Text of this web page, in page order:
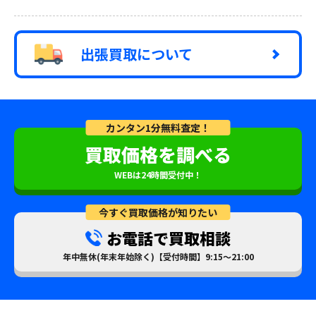
出張買取について
カンタン1分無料査定！
買取価格を調べる
WEBは24時間受付中！
今すぐ買取価格が知りたい
お電話で買取相談
年中無休(年末年始除く)【受付時間】9:15～21:00